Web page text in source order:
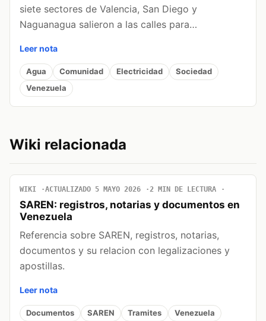
siete sectores de Valencia, San Diego y
Naguanagua salieron a las calles para…
Leer nota
Agua Comunidad Electricidad
Sociedad
Venezuela
Wiki relacionada
WIKI ACTUALIZADO 5 MAYO 2026 2 MIN DE LECTURA
SAREN: registros, notarias y documentos en
Venezuela
Referencia sobre SAREN, registros, notarias,
documentos y su relacion con legalizaciones y
apostillas.
Leer nota
Documentos SAREN Tramites Venezuela